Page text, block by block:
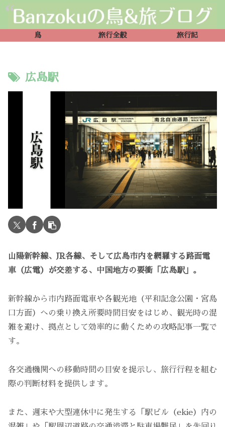
鳥 旅行全般 旅行記
広島駅
山陽新幹線、JR各線、そして広島市内を網羅する路面電
車（広電）が交差する、中国地方の要衝「広島駅」。
新幹線から市内路面電車や各観光地（平和記念公園・宮島
口方面）への乗り換え所要時間目安をはじめ、観光時の混
雑を避け、拠点として効率的に動くための攻略記事一覧で
す。
各交通機関への移動時間の目安を提示し、旅行行程を組む
際の判断材料を提供します。
また、週末や大型連休中に発生する「駅ビル（ekie）内の